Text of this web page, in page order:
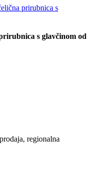
s glavčinom od
regionalna